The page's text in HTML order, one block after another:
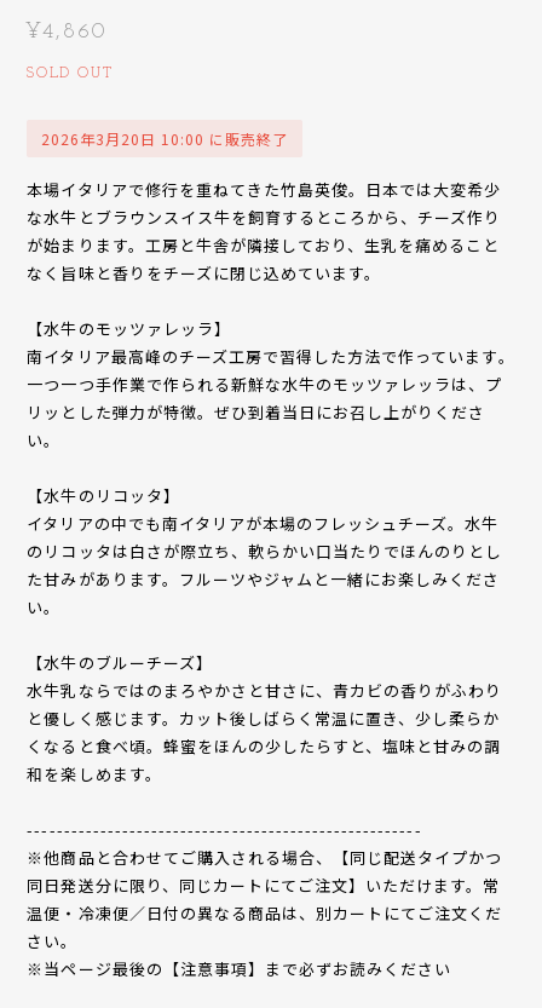
¥4,860
SOLD OUT
2026年3月20日 10:00 に販売終了
本場イタリアで修行を重ねてきた竹島英俊。日本では大変希少
な水牛とブラウンスイス牛を飼育するところから、チーズ作り
が始まります。工房と牛舎が隣接しており、生乳を痛めること
なく旨味と香りをチーズに閉じ込めています。
【水牛のモッツァレッラ】
南イタリア最高峰のチーズ工房で習得した方法で作っています。
一つ一つ手作業で作られる新鮮な水牛のモッツァレッラは、プ
リッとした弾力が特徴。ぜひ到着当日にお召し上がりくださ
い。
【水牛のリコッタ】
イタリアの中でも南イタリアが本場のフレッシュチーズ。水牛
のリコッタは白さが際立ち、軟らかい口当たりでほんのりとし
た甘みがあります。フルーツやジャムと一緒にお楽しみくださ
い。
【水牛のブルーチーズ】
水牛乳ならではのまろやかさと甘さに、青カビの香りがふわり
と優しく感じます。カット後しばらく常温に置き、少し柔らか
くなると食べ頃。蜂蜜をほんの少したらすと、塩味と甘みの調
和を楽しめます。
------------------------------------------------------
※他商品と合わせてご購入される場合、【同じ配送タイプかつ
同日発送分に限り、同じカートにてご注文】いただけます。常
温便・冷凍便／日付の異なる商品は、別カートにてご注文くだ
さい。
※当ページ最後の【注意事項】まで必ずお読みください